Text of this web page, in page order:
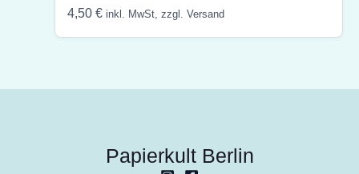
4,50 € inkl. MwSt, zzgl. Versand
Papierkult Berlin